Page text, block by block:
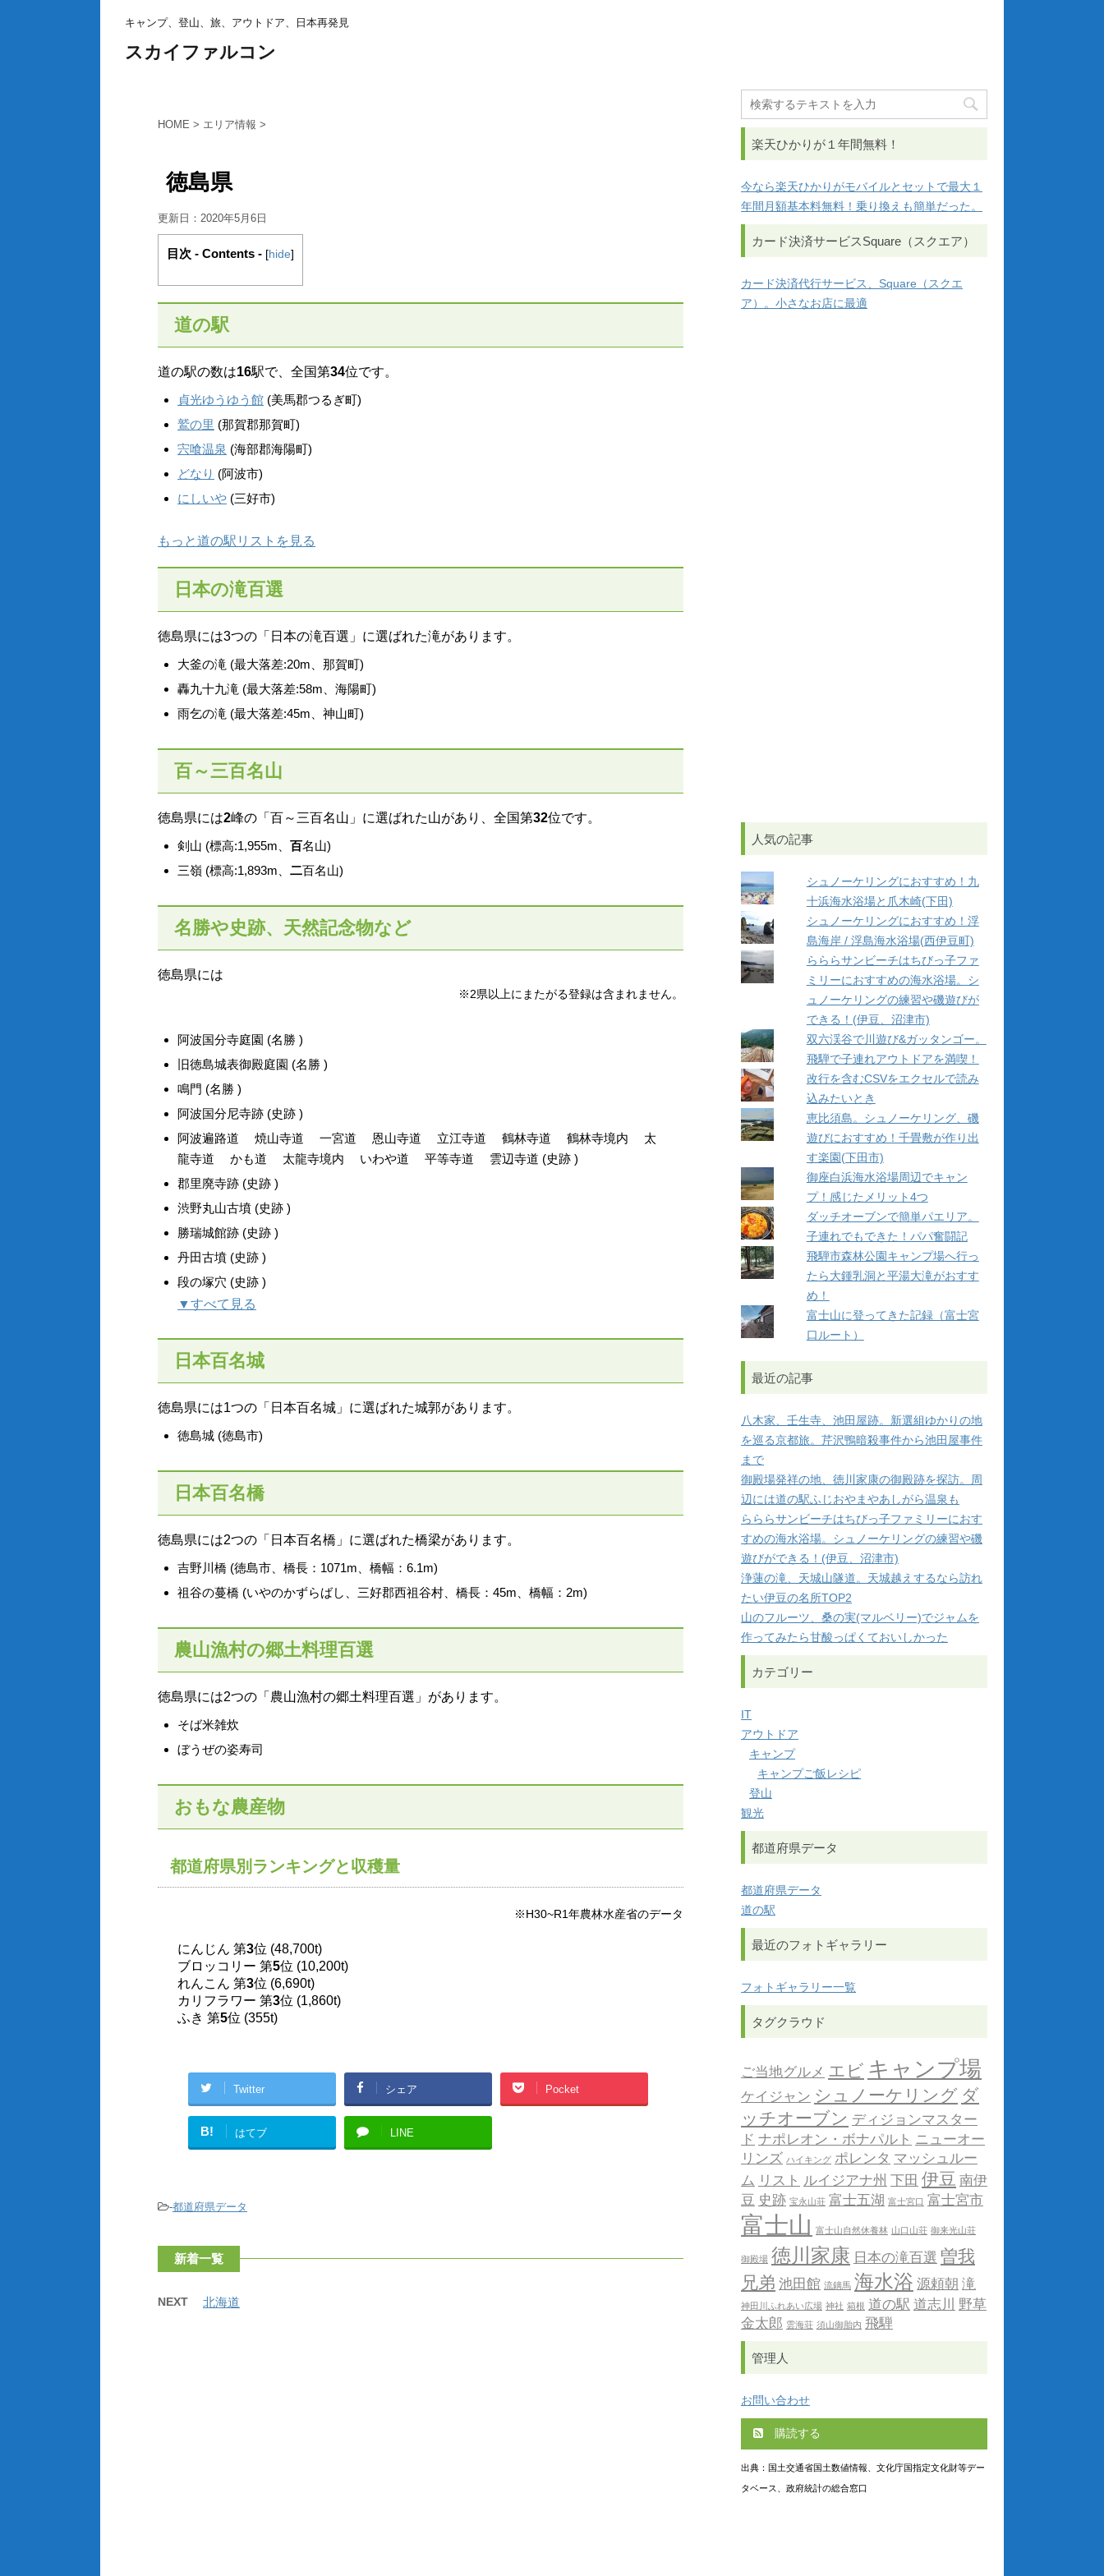
キャンプ、登山、旅、アウトドア、日本再発見
スカイファルコン
HOME > エリア情報 >
徳島県
更新日： 2020年5月6日
目次 - Contents - [hide]
道の駅
道の駅の数は16駅で、全国第34位です。
貞光ゆうゆう館 (美馬郡つるぎ町)
鷲の里 (那賀郡那賀町)
宍喰温泉 (海部郡海陽町)
どなり (阿波市)
にしいや (三好市)
もっと道の駅リストを見る
日本の滝百選
徳島県には3つの「日本の滝百選」に選ばれた滝があります。
大釜の滝 (最大落差:20m、那賀町)
轟九十九滝 (最大落差:58m、海陽町)
雨乞の滝 (最大落差:45m、神山町)
百～三百名山
徳島県には2峰の「百～三百名山」に選ばれた山があり、全国第32位です。
剣山 (標高:1,955m、 百名山)
三嶺 (標高:1,893m、 二百名山)
名勝や史跡、天然記念物など
徳島県には
※2県以上にまたがる登録は含まれません。
阿波国分寺庭園 (名勝 )
旧徳島城表御殿庭園 (名勝 )
鳴門 (名勝 )
阿波国分尼寺跡 (史跡 )
阿波遍路道 焼山寺道 一宮道 恩山寺道 立江寺道 鶴林寺道 鶴林寺境内 太
龍寺道 かも道 太龍寺境内 いわや道 平等寺道 雲辺寺道 (史跡 )
郡里廃寺跡 (史跡 )
渋野丸山古墳 (史跡 )
勝瑞城館跡 (史跡 )
丹田古墳 (史跡 )
段の塚穴 (史跡 )
▼すべて見る
日本百名城
徳島県には1つの「日本百名城」に選ばれた城郭があります。
徳島城 (徳島市)
日本百名橋
徳島県には2つの「日本百名橋」に選ばれた橋梁があります。
吉野川橋 (徳島市、橋長：1071m、橋幅：6.1m)
祖谷の蔓橋 (いやのかずらばし、三好郡西祖谷村、橋長：45m、橋幅：2m)
農山漁村の郷土料理百選
徳島県には2つの「農山漁村の郷土料理百選」があります。
そば米雑炊
ぼうぜの姿寿司
おもな農産物
都道府県別ランキングと収穫量
※H30~R1年農林水産省のデータ
にんじん 第3位 (48,700t)
ブロッコリー 第5位 (10,200t)
れんこん 第3位 (6,690t)
カリフラワー 第3位 (1,860t)
ふき 第5位 (355t)
Twitter シェア Pocket
B! はてブ LINE
-都道府県データ
新着一覧
NEXT 北海道
楽天ひかりが１年間無料！
今なら楽天ひかりがモバイルとセットで最大１
年間月額基本料無料！乗り換えも簡単だった。
カード決済サービスSquare（スクエア）
カード決済代行サービス、Square（スクエ
ア）。小さなお店に最適
人気の記事
シュノーケリングにおすすめ！九
十浜海水浴場と爪木崎(下田)
シュノーケリングにおすすめ！浮
島海岸 / 浮島海水浴場(西伊豆町)
らららサンビーチはちびっ子ファ
ミリーにおすすめの海水浴場。シ
ュノーケリングの練習や磯遊びが
できる！(伊豆、沼津市)
双六渓谷で川遊び&ガッタンゴー。
飛騨で子連れアウトドアを満喫！
改行を含むCSVをエクセルで読み
込みたいとき
恵比須島。シュノーケリング、磯
遊びにおすすめ！千畳敷が作り出
す楽園(下田市)
御座白浜海水浴場周辺でキャン
プ！感じたメリット4つ
ダッチオーブンで簡単パエリア。
子連れでもできた！パパ奮闘記
飛騨市森林公園キャンプ場へ行っ
たら大鍾乳洞と平湯大滝がおすす
め！
富士山に登ってきた記録（富士宮
口ルート）
最近の記事
八木家、壬生寺、池田屋跡。新選組ゆかりの地
を巡る京都旅。芹沢鴨暗殺事件から池田屋事件
まで
御殿場発祥の地、徳川家康の御殿跡を探訪。周
辺には道の駅ふじおやまやあしがら温泉も
らららサンビーチはちびっ子ファミリーにおす
すめの海水浴場。シュノーケリングの練習や磯
遊びができる！(伊豆、沼津市)
浄蓮の滝、天城山隧道。天城越えするなら訪れ
たい伊豆の名所TOP2
山のフルーツ、桑の実(マルベリー)でジャムを
作ってみたら甘酸っぱくておいしかった
カテゴリー
IT
アウトドア
キャンプ
キャンプご飯レシピ
登山
観光
都道府県データ
都道府県データ
道の駅
最近のフォトギャラリー
フォトギャラリー一覧
タグクラウド
ご当地グルメ エビ キャンプ場
ケイジャン シュノーケリング ダ
ッチオーブン ディジョンマスター
ド ナポレオン・ボナパルト ニューオー
リンズ ハイキング ポレンタ マッシュルー
ム リスト ルイジアナ州 下田 伊豆 南伊
豆 史跡 宝永山荘 富士五湖 富士宮口 富士宮市
富士山 富士山自然休養林 山口山荘 御来光山荘
御殿場 徳川家康 日本の滝百選 曽我
兄弟 池田館 流鏑馬 海水浴 源頼朝 滝
神田川ふれあい広場 神社 箱根 道の駅 道志川 野草
金太郎 雲海荘 須山御胎内 飛騨
管理人
お問い合わせ
購読する
出典：国土交通省国土数値情報、文化庁国指定文化財等デー
タベース、政府統計の総合窓口